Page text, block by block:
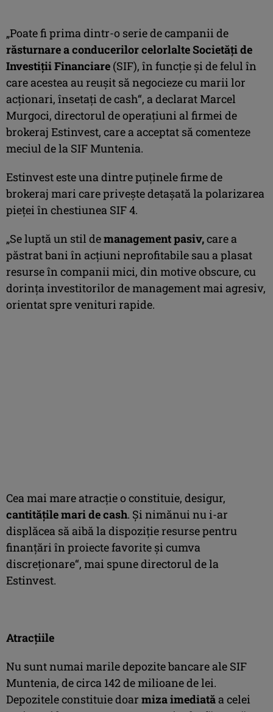
„Poate fi prima dintr-o serie de campanii de
răsturnare a conducerilor celorlalte Societăţi de
Investiţii Financiare (SIF), în funcţie şi de felul în
care acestea au reuşit să negocieze cu marii lor
acţionari, însetaţi de cash“, a declarat Marcel
Murgoci, directorul de operaţiuni al firmei de
brokeraj Estinvest, care a acceptat să comenteze
meciul de la SIF Muntenia.
Estinvest este una dintre puţinele firme de
brokeraj mari care priveşte detaşată la polarizarea
pieţei în chestiunea SIF 4.
„Se luptă un stil demanagement pasiv,care a
păstrat bani în acţiuni neprofitabile sau a plasat
resurse în companii mici, din motive obscure, cu
dorinţa investitorilor de management mai agresiv,
orientat spre venituri rapide.
Cea mai mare atracţie o constituie, desigur,
cantităţile mari de cash. Şi nimănui nu i-ar
displăcea să aibă la dispoziţie resurse pentru
finanţări în proiecte favorite şi cumva
discreţionare“, mai spune directorul de la
Estinvest.
Atracţiile
Nu sunt numai marile depozite bancare ale SIF
Muntenia, de circa 142 de milioane de lei.
Depozitele constituie doar miza imediatăa celei